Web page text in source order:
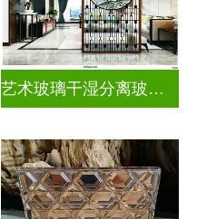
艺术玻璃干湿分离玻璃背景墙